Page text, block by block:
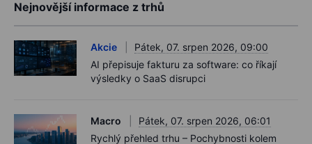
Nejnovější informace z trhů
Akcie
Pátek, 07. srpen 2026, 09:00
AI přepisuje fakturu za software: co říkají
výsledky o SaaS disrupci
Macro
Pátek, 07. srpen 2026, 06:01
Rychlý přehled trhu – Pochybnosti kolem